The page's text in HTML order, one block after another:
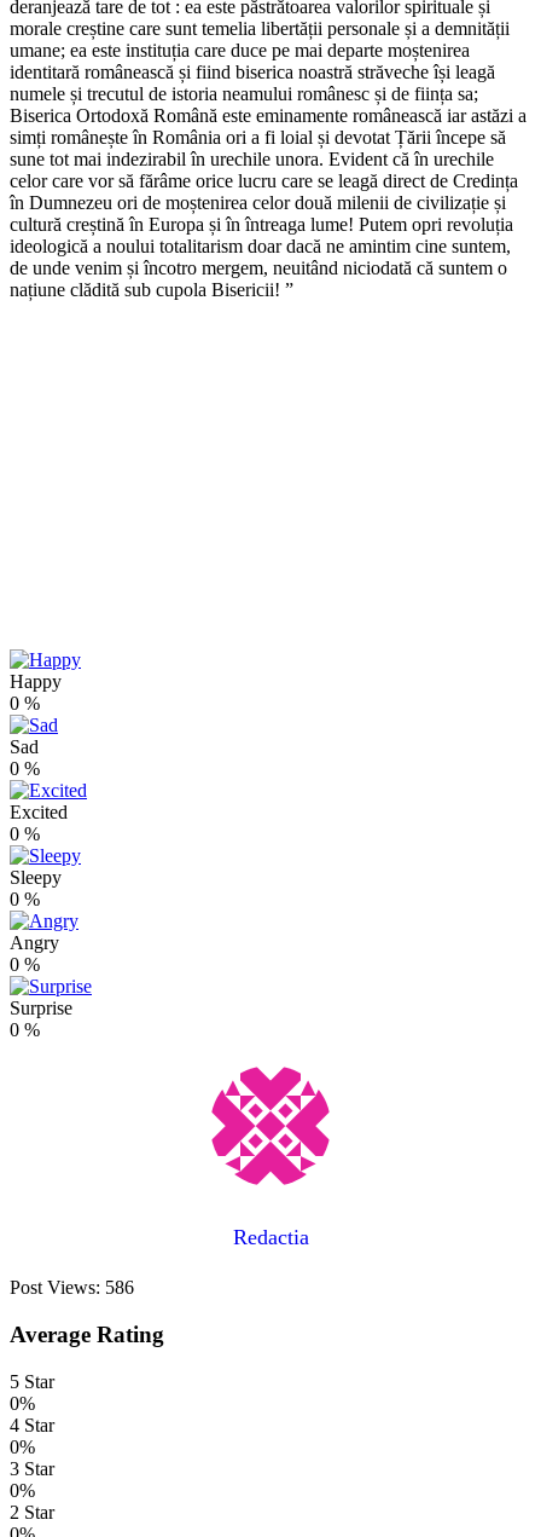
deranjează tare de tot : ea este păstrătoarea valorilor spirituale și
morale creștine care sunt temelia libertății personale și a demnității
umane; ea este instituția care duce pe mai departe moștenirea
identitară românească și fiind biserica noastră străveche își leagă
numele și trecutul de istoria neamului românesc și de ființa sa;
Biserica Ortodoxă Română este eminamente românească iar astăzi a
simți românește în România ori a fi loial și devotat Țării începe să
sune tot mai indezirabil în urechile unora. Evident că în urechile
celor care vor să fărâme orice lucru care se leagă direct de Credința
în Dumnezeu ori de moștenirea celor două milenii de civilizație și
cultură creștină în Europa și în întreaga lume! Putem opri revoluția
ideologică a noului totalitarism doar dacă ne amintim cine suntem,
de unde venim și încotro mergem, neuitând niciodată că suntem o
națiune clădită sub cupola Bisericii! ”
Happy
0 %
Sad
0 %
Excited
0 %
Sleepy
0 %
Angry
0 %
Surprise
0 %
Redactia
Post Views: 586
Average Rating
5 Star
0%
4 Star
0%
3 Star
0%
2 Star